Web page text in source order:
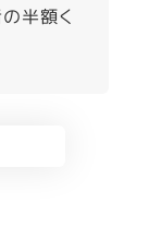
半額く